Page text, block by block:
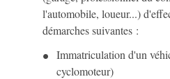
l'automobile, loueur...)
démarches suivantes :
Immatriculation d'un
cyclomoteur)